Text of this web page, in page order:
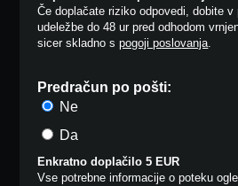
Če doplačate riziko odpovedi, dobite v
udeležbe do 48 ur pred odhodom
sicer skladno spogoji poslovanja.
Predračun po pošti:
Ne
Da
Enkratno doplačilo 5 EUR
Vse potrebne informacije o poteku